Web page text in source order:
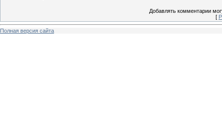
Добавлять комментарии
[
Полная версия сайта